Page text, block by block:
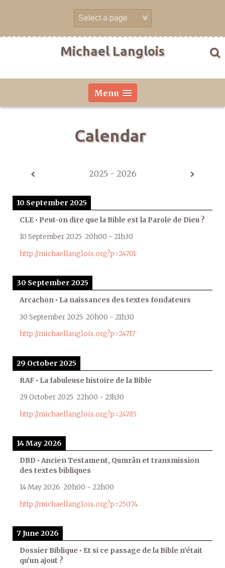
Michael Langlois
Menu
Calendar
2025 - 2026
10 September 2025
CLE • Peut-on dire que la Bible est la Parole de Dieu ?
10 September 2025 20h00 - 21h30
http://michaellanglois.org?p=24701
30 September 2025
Arcachon • La naissances des textes fondateurs
30 September 2025 20h00 - 21h30
http://michaellanglois.org?p=24717
29 October 2025
RAF • La fabuleuse histoire de la Bible
29 October 2025 22h00 - 23h30
http://michaellanglois.org?p=24785
14 May 2026
DBD • Ancien Testament, Qumrân et transmission
des textes bibliques
14 May 2026 20h00 - 22h00
http://michaellanglois.org?p=25074
7 June 2026
Dossier Biblique • Et si ce passage de la Bible n’était
qu’un ajout ?